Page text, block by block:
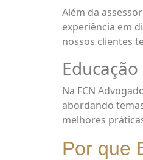
Além da
experiência em
nossos clientes
Na FCN
abordando
melhores
Por que